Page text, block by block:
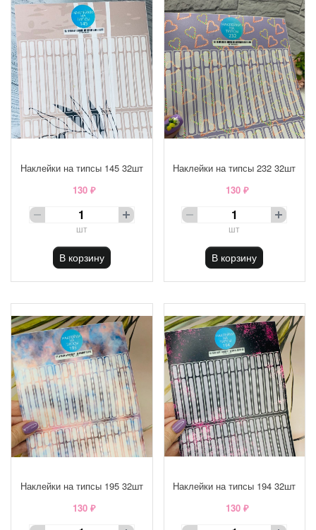
Наклейки на типсы 145 32шт
130 ₽
шт
В корзину
Наклейки на типсы 232 32шт
130 ₽
шт
В корзину
Наклейки на типсы 195 32шт
130 ₽
Наклейки на типсы 194 32шт
130 ₽